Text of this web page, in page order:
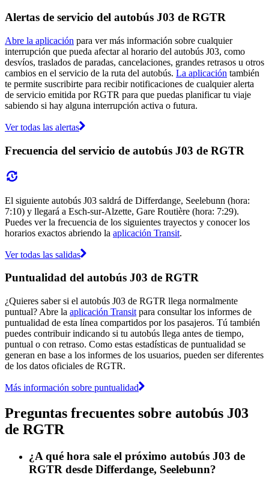
Alertas de servicio del autobús J03 de RGTR
Abre la aplicación para ver más información sobre cualquier
interrupción que pueda afectar al horario del autobús J03, como
desvíos, traslados de paradas, cancelaciones, grandes retrasos u otros
cambios en el servicio de la ruta del autobús. La aplicación también
te permite suscribirte para recibir notificaciones de cualquier alerta
de servicio emitida por RGTR para que puedas planificar tu viaje
sabiendo si hay alguna interrupción activa o futura.
Ver todas las alertas
Frecuencia del servicio de autobús J03 de RGTR
El siguiente autobús J03 saldrá de Differdange, Seelebunn (hora:
7:10) y llegará a Esch-sur-Alzette, Gare Routière (hora: 7:29).
Puedes ver la frecuencia de los siguientes trayectos y conocer los
horarios exactos abriendo la aplicación Transit.
Ver todas las salidas
Puntualidad del autobús J03 de RGTR
¿Quieres saber si el autobús J03 de RGTR llega normalmente
puntual? Abre la aplicación Transit para consultar los informes de
puntualidad de esta línea compartidos por los pasajeros. Tú también
puedes contribuir indicando si tu autobús llega antes de tiempo,
puntual o con retraso. Como estas estadísticas de puntualidad se
generan en base a los informes de los usuarios, pueden ser diferentes
de los datos oficiales de RGTR.
Más información sobre puntualidad
Preguntas frecuentes sobre autobús J03
de RGTR
¿A qué hora sale el próximo autobús J03 de
RGTR desde Differdange, Seelebunn?